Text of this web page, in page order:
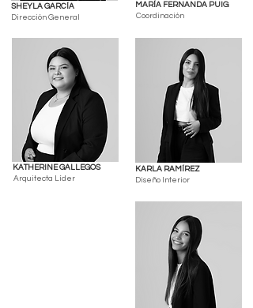
SHEYLA GARCÍA
Dirección General
MARÍA FERNANDA PUIG
Coordinación
KATHERINE GALLEGOS
Arquitecta Líder
KARLA RAMÍREZ
Diseño Interior